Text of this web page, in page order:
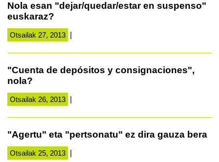
Nola esan "dejar/quedar/estar en suspenso"
euskaraz?
Otsailak 27, 2013
"Cuenta de depósitos y consignaciones",
nola?
Otsailak 26, 2013
"Agertu" eta "pertsonatu" ez dira gauza bera
Otsailak 25, 2013